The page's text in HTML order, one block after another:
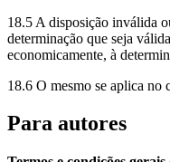
18.5 A disposição inválida
determinação que seja
economicamente, à
18.6 O mesmo se aplica no
Para autores